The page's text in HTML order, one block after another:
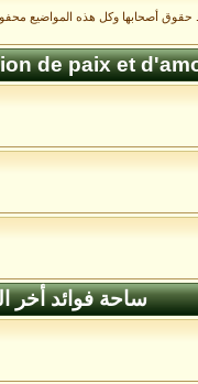
حقوق أصحابها وكل هذه المواضيع
de paix et
ساحة فوائد أخر